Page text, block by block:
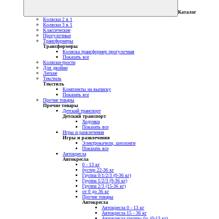
Каталог
Коляски 2 в 1
Коляски 3 в 1
Классические
Прогулочные
Трансформеры
Трансформеры
Коляска трансформер прогулочная
Показать все
Коляски-трости
Для двойни
Легкие
Текстиль
Текстиль
Комплекты на выписку
Показать все
Прочие товары
Прочие товары
Детский транспорт
Детский транспорт
Ходунки
Показать все
Игры и развлечения
Игры и развлечения
Электрокачели, шезлонги
Показать все
Автокресла
Автокресла
0 - 13 кг
бустер 22-36 кг
Группа 0/1/2/3 (0-36 кг)
Группа 1/2/3 (9-36 кг)
Группа 2/3 (15-36 кг)
от 0 до 36 кг
Прочие товары
Автокресла
Автокресла 0 - 13 кг
Автокресла 15 - 36 кг